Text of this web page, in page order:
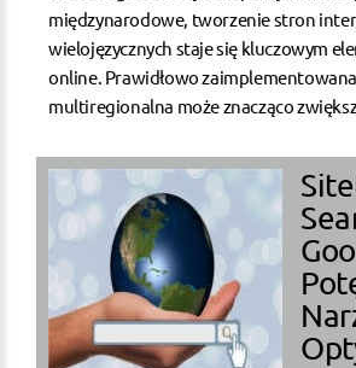
międzynarodowe, tworzenie stron
wielojęzycznych staje się kluczowym
online. Prawidłowo
multiregionalna może znacząco